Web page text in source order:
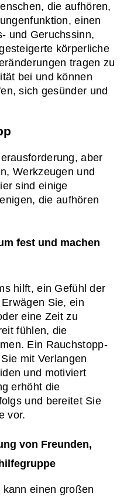
die aufhören,
einen
und Geruchssinn,
körperliche
tragen zu
bei und können
sich gesünder und
aber
Werkzeugen und
sind einige
die aufhören
fest und machen
hilft, ein Gefühl der
Sie, ein
eine Zeit zu
fühlen, die
Ein Rauchstopp-
mit Verlangen
und motiviert
erhöht die
und bereitet Sie
vor.
von Freunden,
einen großen